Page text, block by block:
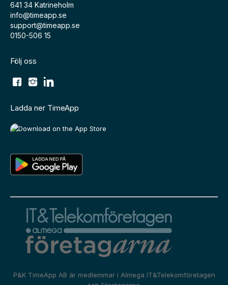
641 34 Katrineholm
info@timeapp.se
support@timeapp.se
0150-506 15
Följ oss
Ladda ner TimeApp
P&K TimeApp AB är medlemmar i Almega IT&Telekomföretagen